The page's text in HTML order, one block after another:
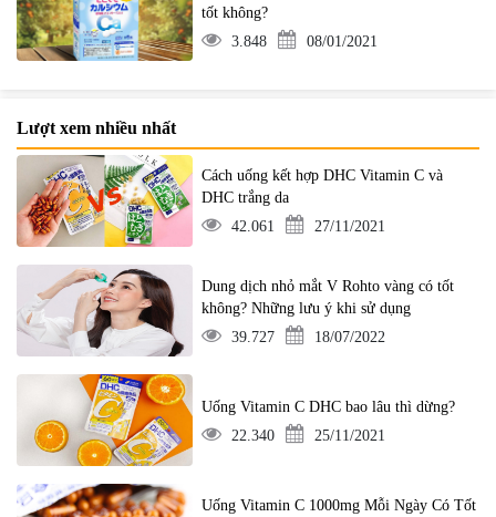
tốt không?
3.848
08/01/2021
Lượt xem nhiều nhất
Cách uống kết hợp DHC Vitamin C và
DHC trắng da
42.061
27/11/2021
Dung dịch nhỏ mắt V Rohto vàng có tốt
không? Những lưu ý khi sử dụng
39.727
18/07/2022
Uống Vitamin C DHC bao lâu thì dừng?
22.340
25/11/2021
Uống Vitamin C 1000mg Mỗi Ngày Có Tốt